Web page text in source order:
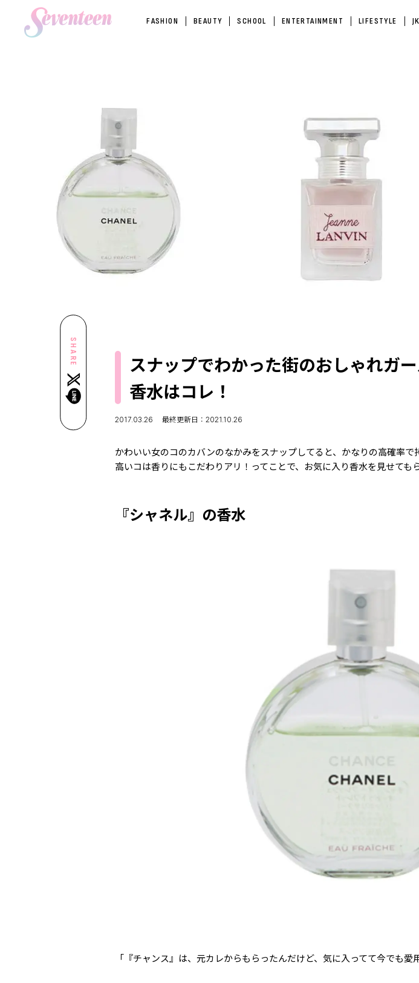
FASHION BEAUTY SCHOOL ENTERTAINMENT LIFESTYLE
SHARE
スナップでわかった街のおしゃれガ
香水はコレ！
2017.03.26 最終更新日：2021.10.26
かわいい女のコのカバンのなかみをスナップしてると、かなりの高確率
高いコは香りにもこだわりアリ！ってことで、お気に入り香水を見せても
『シャネル』の香水
「『チャンス』は、元カレからもらったんだけど、気に入ってて今でも愛